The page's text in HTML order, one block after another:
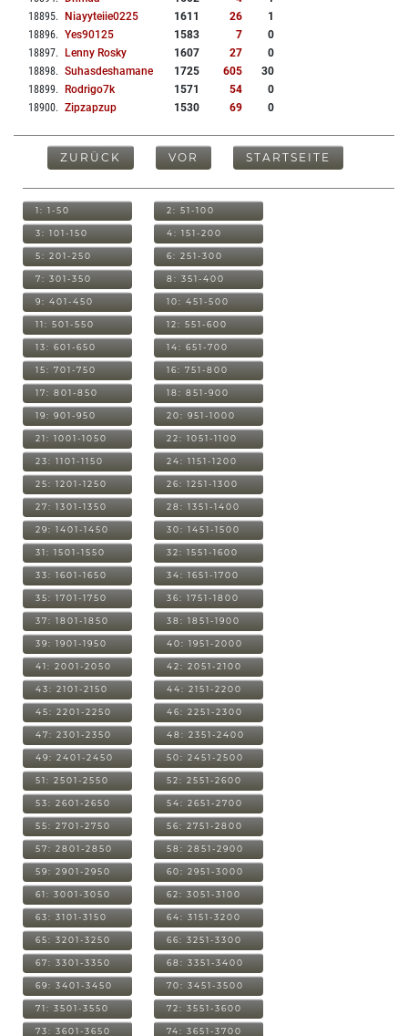
18895. Niayyteiie0225 1611 26
1
18896. Yes90125 1583 7
0
18897. Lenny Rosky 1607 27
0
18898. Suhasdeshamane 1725 605
30
18899. Rodrigo7k 1571 54
0
18900. Zipzapzup 1530 69 0
ZURÜCK VOR STARTSEITE
1: 1-50 2: 51-100
3: 101-150 4: 151-200
5: 201-250 6: 251-300
7: 301-350 8: 351-400
9: 401-450 10: 451-500
11: 501-550 12: 551-600
13: 601-650 14: 651-700
15: 701-750 16: 751-800
17: 801-850 18: 851-900
19: 901-950 20: 951-1000
21: 1001-1050 22: 1051-1100
23: 1101-1150 24: 1151-1200
25: 1201-1250 26: 1251-1300
27: 1301-1350 28: 1351-1400
29: 1401-1450 30: 1451-1500
31: 1501-1550 32: 1551-1600
33: 1601-1650 34: 1651-1700
35: 1701-1750 36: 1751-1800
37: 1801-1850 38: 1851-1900
39: 1901-1950 40: 1951-2000
41: 2001-2050 42: 2051-2100
43: 2101-2150 44: 2151-2200
45: 2201-2250 46: 2251-2300
47: 2301-2350 48: 2351-2400
49: 2401-2450 50: 2451-2500
51: 2501-2550 52: 2551-2600
53: 2601-2650 54: 2651-2700
55: 2701-2750 56: 2751-2800
57: 2801-2850 58: 2851-2900
59: 2901-2950 60: 2951-3000
61: 3001-3050 62: 3051-3100
63: 3101-3150 64: 3151-3200
65: 3201-3250 66: 3251-3300
67: 3301-3350 68: 3351-3400
69: 3401-3450 70: 3451-3500
71: 3501-3550 72: 3551-3600
73: 3601-3650 74: 3651-3700